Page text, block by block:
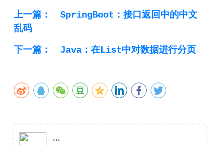
上一篇：
SpringBoot：接口返回中的中文
乱码
下一篇：
Java：在List中对数据进行分页